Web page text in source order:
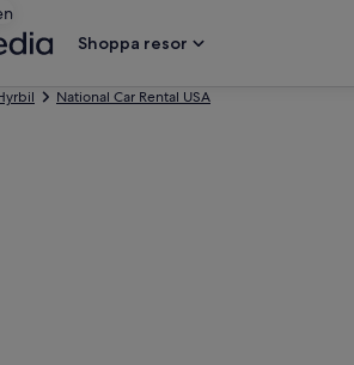
Shoppa resor
National Car Rental USA